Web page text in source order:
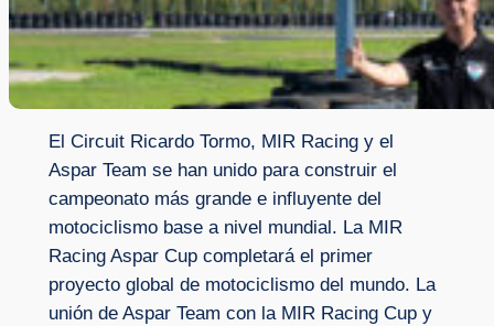
El Circuit Ricardo Tormo, MIR Racing y el
Aspar Team se han unido para construir el
campeonato más grande e influyente del
motociclismo base a nivel mundial. La MIR
Racing Aspar Cup completará el primer
proyecto global de motociclismo del mundo. La
unión de Aspar Team con la MIR Racing Cup y